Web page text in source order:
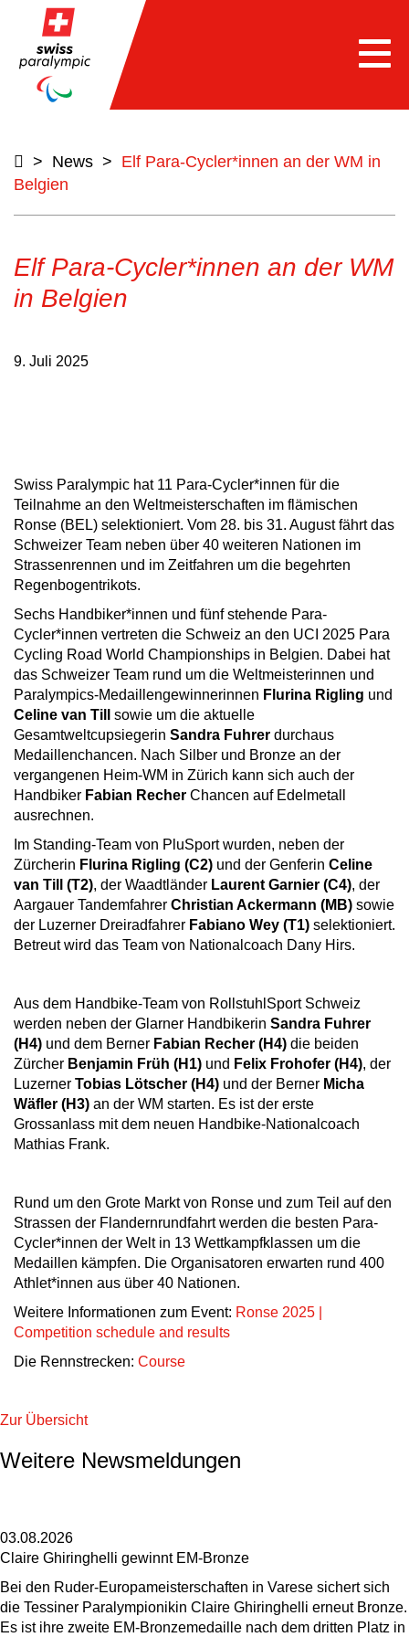
> News > Elf Para-Cycler*innen an der WM in
Belgien
Elf Para-Cycler*innen an der WM
in Belgien
9. Juli 2025
Swiss Paralympic hat 11 Para-Cycler*innen für die
Teilnahme an den Weltmeisterschaften im flämischen
Ronse (BEL) selektioniert. Vom 28. bis 31. August fährt das
Schweizer Team neben über 40 weiteren Nationen im
Strassenrennen und im Zeitfahren um die begehrten
Regenbogentrikots.
Sechs Handbiker*innen und fünf stehende Para-
Cycler*innen vertreten die Schweiz an den UCI 2025 Para
Cycling Road World Championships in Belgien. Dabei hat
das Schweizer Team rund um die Weltmeisterinnen und
Paralympics-Medaillengewinnerinnen Flurina Rigling und
Celine van Till sowie um die aktuelle
Gesamtweltcupsiegerin Sandra Fuhrer durchaus
Medaillenchancen. Nach Silber und Bronze an der
vergangenen Heim-WM in Zürich kann sich auch der
Handbiker Fabian Recher Chancen auf Edelmetall
ausrechnen.
Im Standing-Team von PluSport wurden, neben der
Zürcherin Flurina Rigling (C2) und der Genferin Celine
van Till (T2), der Waadtländer Laurent Garnier (C4), der
Aargauer Tandemfahrer Christian Ackermann (MB) sowie
der Luzerner Dreiradfahrer Fabiano Wey (T1) selektioniert.
Betreut wird das Team von Nationalcoach Dany Hirs.
Aus dem Handbike-Team von RollstuhlSport Schweiz
werden neben der Glarner Handbikerin Sandra Fuhrer
(H4) und dem Berner Fabian Recher (H4) die beiden
Zürcher Benjamin Früh (H1) und Felix Frohofer (H4), der
Luzerner Tobias Lötscher (H4) und der Berner Micha
Wäfler (H3) an der WM starten. Es ist der erste
Grossanlass mit dem neuen Handbike-Nationalcoach
Mathias Frank.
Rund um den Grote Markt von Ronse und zum Teil auf den
Strassen der Flandernrundfahrt werden die besten Para-
Cycler*innen der Welt in 13 Wettkampfklassen um die
Medaillen kämpfen. Die Organisatoren erwarten rund 400
Athlet*innen aus über 40 Nationen.
Weitere Informationen zum Event: Ronse 2025 |
Competition schedule and results
Die Rennstrecken: Course
Zur Übersicht
Weitere Newsmeldungen
03.08.2026
Claire Ghiringhelli gewinnt EM-Bronze
Bei den Ruder-Europameisterschaften in Varese sichert sich
die Tessiner Paralympionikin Claire Ghiringhelli erneut Bronze.
Es ist ihre zweite EM-Bronzemedaille nach dem dritten Platz in